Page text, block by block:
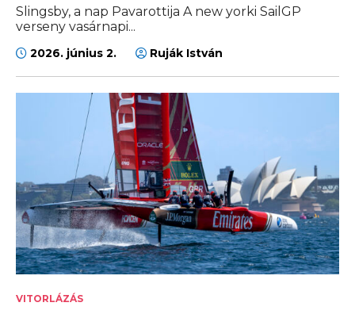
Slingsby, a nap Pavarottija A new yorki SailGP
verseny vasárnapi...
2026. június 2. Ruják István
VITORLÁZÁS